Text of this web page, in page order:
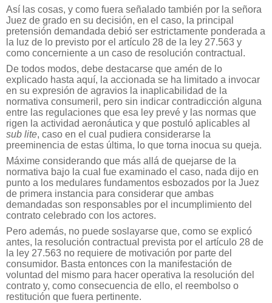
Así las cosas, y como fuera señalado también por la señora
Juez de grado en su decisión, en el caso, la principal
pretensión demandada debió ser estrictamente ponderada a
la luz de lo previsto por el artículo 28 de la ley 27.563 y
como concerniente a un caso de resolución contractual.
De todos modos, debe destacarse que amén de lo
explicado hasta aquí, la accionada se ha limitado a invocar
en su expresión de agravios la inaplicabilidad de la
normativa consumeril, pero sin indicar contradicción alguna
entre las regulaciones que esa ley prevé y las normas que
rigen la actividad aeronáutica y que postuló aplicables al
sub lite, caso en el cual pudiera considerarse la
preeminencia de estas última, lo que torna inocua su queja.
Máxime considerando que más allá de quejarse de la
normativa bajo la cual fue examinado el caso, nada dijo en
punto a los medulares fundamentos esbozados por la Juez
de primera instancia para considerar que ambas
demandadas son responsables por el incumplimiento del
contrato celebrado con los actores.
Pero además, no puede soslayarse que, como se explicó
antes, la resolución contractual prevista por el artículo 28 de
la ley 27.563 no requiere de motivación por parte del
consumidor. Basta entonces con la manifestación de
voluntad del mismo para hacer operativa la resolución del
contrato y, como consecuencia de ello, el reembolso o
restitución que fuera pertinente.